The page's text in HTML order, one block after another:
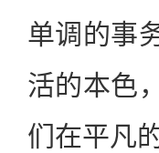
单调的事
活的本色
们在平凡